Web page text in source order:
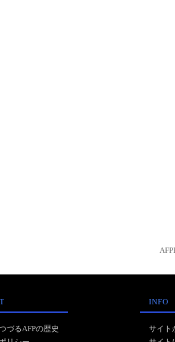
づるAFPの歴史
INFO
サイト